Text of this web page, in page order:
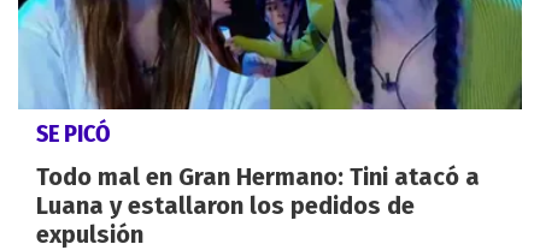
SE PICÓ
Todo mal en Gran Hermano: Tini atacó a
Luana y estallaron los pedidos de
expulsión